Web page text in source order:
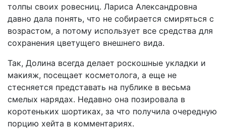
толпы своих ровесниц. Лариса Александровна
давно дала понять, что не собирается смиряться с
возрастом, а потому использует все средства для
сохранения цветущего внешнего вида.
Так, Долина всегда делает роскошные укладки и
макияж, посещает косметолога, а еще не
стесняется представать на публике в весьма
смелых нарядах. Недавно она позировала в
коротеньких шортиках, за что получила очередную
порцию хейта в комментариях.